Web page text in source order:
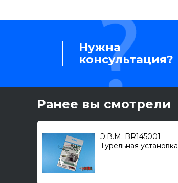
Нужна
консультация?
Ранее вы смотрели
Э.В.М. BR145001
Турельная установка